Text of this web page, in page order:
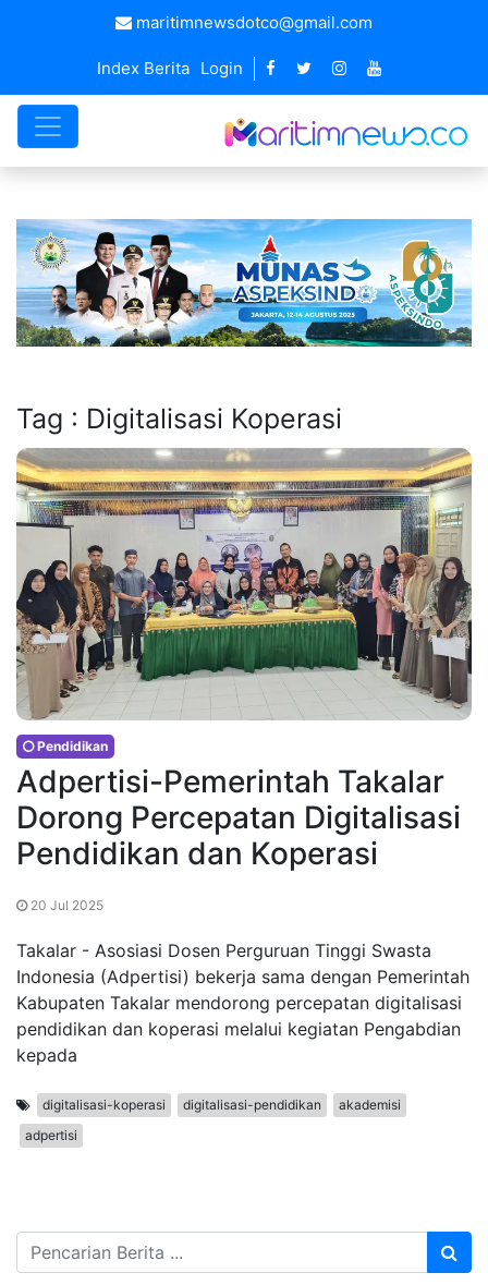
maritimnewsdotco@gmail.com
Index Berita Login
Tag : Digitalisasi Koperasi
Pendidikan
Adpertisi-Pemerintah Takalar
Dorong Percepatan Digitalisasi
Pendidikan dan Koperasi
20 Jul 2025
Takalar - Asosiasi Dosen Perguruan Tinggi Swasta
Indonesia (Adpertisi) bekerja sama dengan Pemerintah
Kabupaten Takalar mendorong percepatan digitalisasi
pendidikan dan koperasi melalui kegiatan Pengabdian
kepada
digitalisasi-koperasi digitalisasi-pendidikan
akademisi
adpertisi